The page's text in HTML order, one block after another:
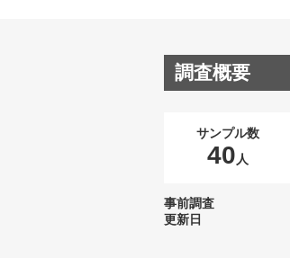
調査概要
サンプル数
40 人
事前調査
更新日